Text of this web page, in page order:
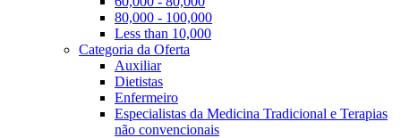
80,000 - 100,000
Less than 10,000
Categoria da Oferta
Auxiliar
Dietistas
Enfermeiro
Especialistas da Medicina Tradicional e Terapias
não convencionais